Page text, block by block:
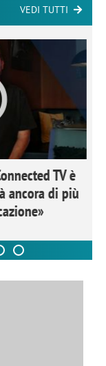
VEDI TUTTI
TV è
ancora di più